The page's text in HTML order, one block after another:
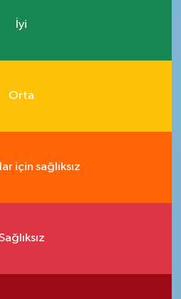
İyi
Orta
için sağlıksız